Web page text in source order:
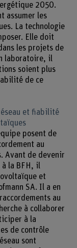
2050.
assumer les
La technologie
Elle doit
les projets de
laboratoire, il
soient plus
de ce
et fiabilité
posent de
au
Avant de devenir
la BFH, il
et
SA. Il a en
au
à collaborer
à la
de contrôle
sont